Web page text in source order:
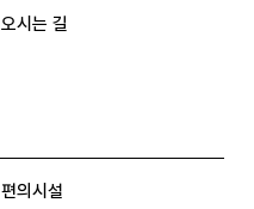
오시는 길
편의시설